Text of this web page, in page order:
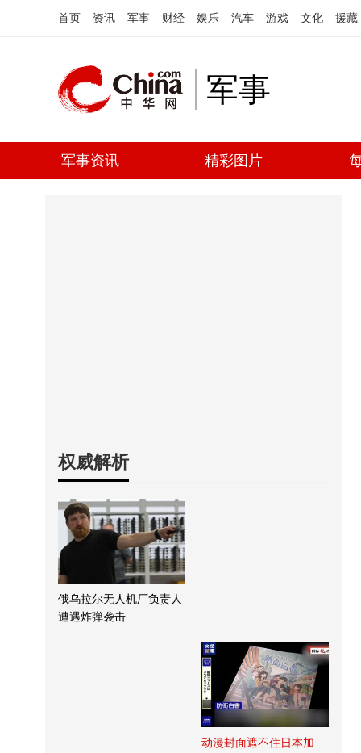
首页 资讯 军事 财经 娱乐 汽车 游戏 文化 援藏
军事
军事资讯 精彩图片
权威解析
俄乌拉尔无人机厂负责人
遭遇炸弹袭击
动漫封面遮不住日本加